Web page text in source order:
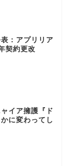
：アプリリア
契約更改
イア擁護『ド
に変わってし